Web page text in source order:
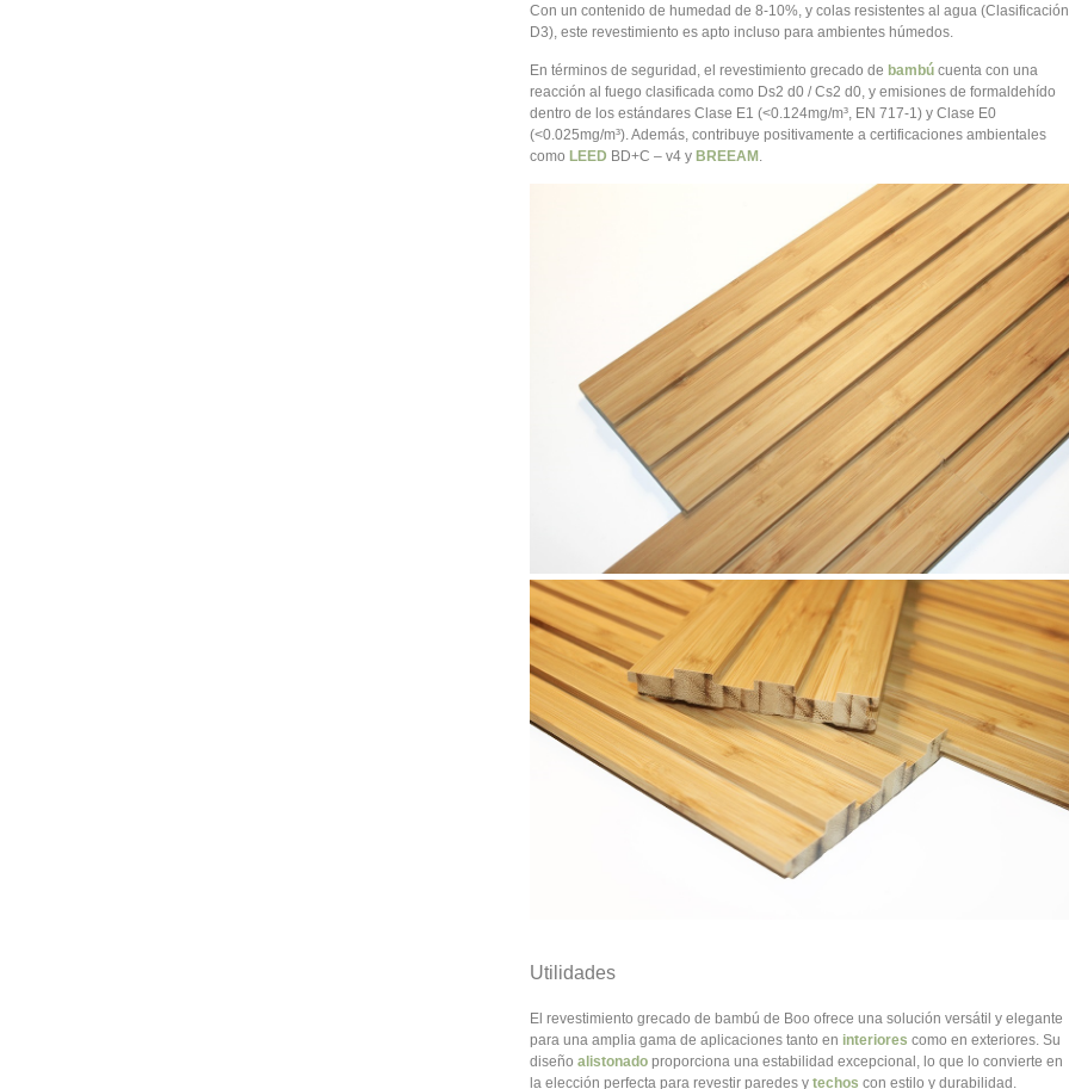
Con un contenido de humedad de 8-10%, y colas resistentes al agua (Clasificación
D3), este revestimiento es apto incluso para ambientes húmedos.
En términos de seguridad, el revestimiento grecado de bambú cuenta con una
reacción al fuego clasificada como Ds2 d0 / Cs2 d0, y emisiones de formaldehído
dentro de los estándares Clase E1 (<0.124mg/m³, EN 717-1) y Clase E0
(<0.025mg/m³). Además, contribuye positivamente a certificaciones ambientales
como LEED BD+C – v4 y BREEAM .
Utilidades
El revestimiento grecado de bambú de Boo ofrece una solución versátil y elegante
para una amplia gama de aplicaciones tanto en interiores como en exteriores. Su
diseño alistonado proporciona una estabilidad excepcional, lo que lo convierte en
la elección perfecta para revestir paredes y techos con estilo y durabilidad.